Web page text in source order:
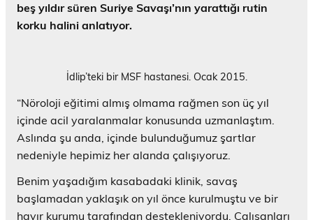
beş yıldır süren Suriye Savaşı’nın yarattığı rutin
korku halini anlatıyor.
İdlip’teki bir MSF hastanesi. Ocak 2015.
“Nöroloji eğitimi almış olmama rağmen son üç yıl
içinde acil yaralanmalar konusunda uzmanlaştım.
Aslında şu anda, içinde bulunduğumuz şartlar
nedeniyle hepimiz her alanda çalışıyoruz.
Benim yaşadığım kasabadaki klinik, savaş
başlamadan yaklaşık on yıl önce kurulmuştu ve bir
hayır kurumu tarafından destekleniyordu. Çalışanları